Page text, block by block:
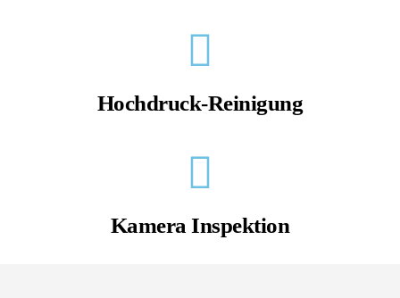
Hochdruck-Reinigung
Kamera Inspektion